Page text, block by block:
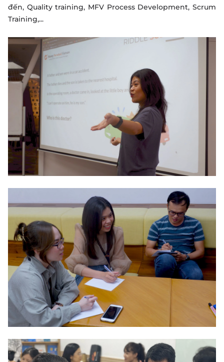
đến, Quality training, MFV Process Development, Scrum
Training,...